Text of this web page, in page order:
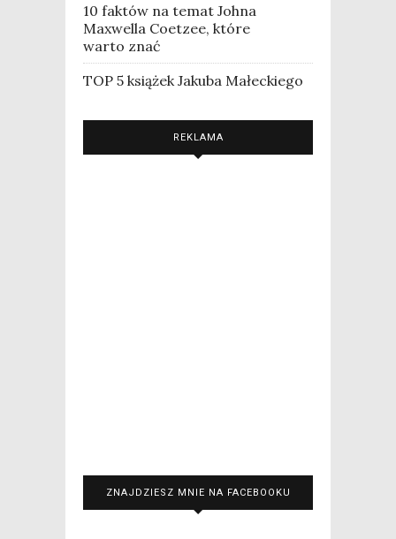
10 faktów na temat Johna
Maxwella Coetzee, które
warto znać
TOP 5 książek Jakuba Małeckiego
REKLAMA
ZNAJDZIESZ MNIE NA FACEBOOKU